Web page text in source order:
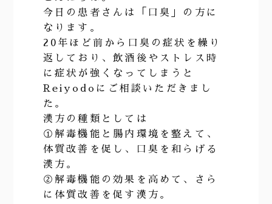
今日の患者さんは「口臭」の方に
なります。
20年ほど前から口臭の症状を繰り
返しており、飲酒後やストレス時
に症状が強くなってしまうと
Reiyodoにご相談いただきまし
た。
漢方の種類としては
①解毒機能と腸内環境を整えて、
体質改善を促し、口臭を和らげる
漢方。
②解毒機能の効果を高めて、さら
に体質改善を促す漢方。